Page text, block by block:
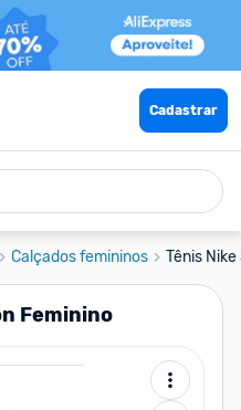
Cadastrar
Calçados femininos Tênis
Feminino